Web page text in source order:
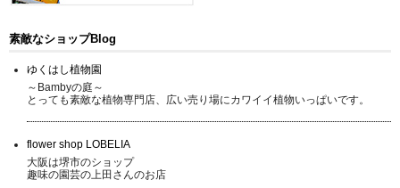
素敵なショップBlog
ゆくはし植物園
～Bambyの庭～
とっても素敵な植物専門店、広い売り場にカワイイ植物いっぱいです。
flower shop LOBELIA
大阪は堺市のショップ
趣味の園芸の上田さんのお店